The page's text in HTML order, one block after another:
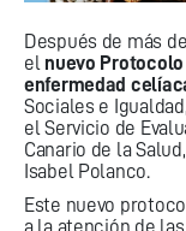
Después de más
el nuevo
enfermedad
Sociales e
el Servicio de
Canario de la
Isabel Polanco.
Este nuevo
a la atención de